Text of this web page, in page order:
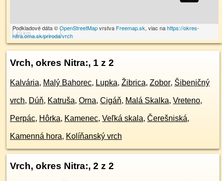
10 km
Podkladové dáta ©OpenStreetMapvrstva Freemap.sk, viac nahttps://okres-
nitra.oma.sk/priroda/vrch
Vrch, okres Nitra:, 1 z 2
Kalvária, Malý Bahorec, Lupka, Žibrica, Zobor, Šibeničný
vrch, Dúň, Katruša, Orna, Cigáň, Malá Skalka, Vreteno,
Perpác, Hôrka, Kamenec, Veľká skala, Čerešniská,
Kamenná hora, Kolíňanský vrch
Vrch, okres Nitra:, 2 z 2